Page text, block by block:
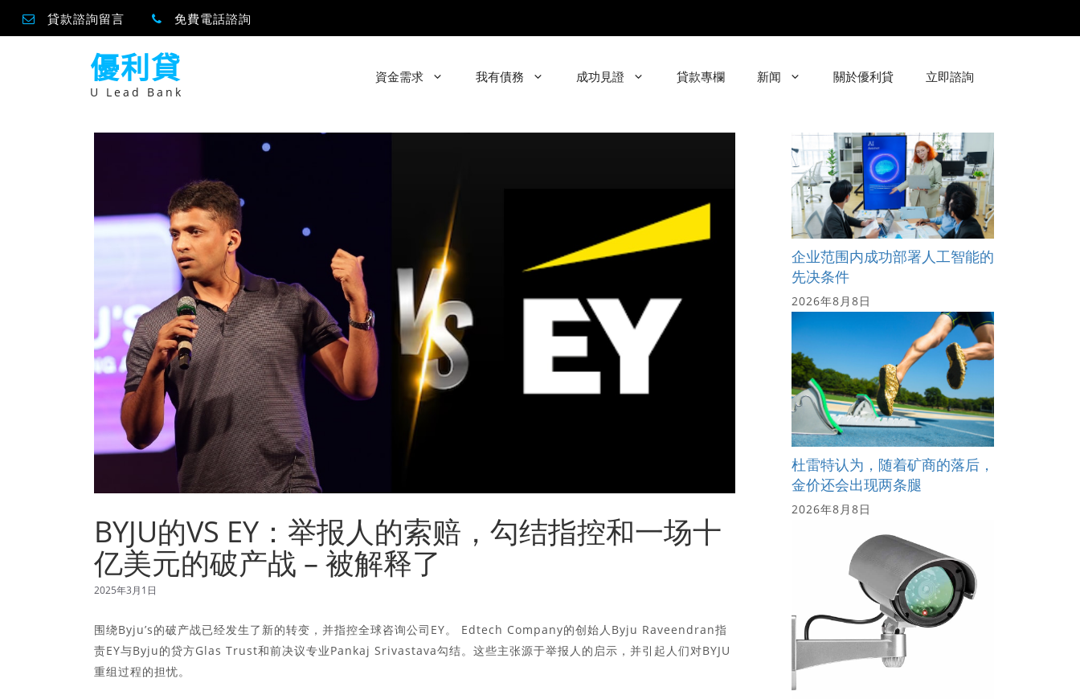
貸款諮詢留言 免費電話諮詢
優利貸
U Lead Bank
資金需求 我有債務 成功見證 貸款專欄 新闻 關於優利貸 立即諮詢
BYJU的VS EY：举报人的索赔，勾结指控和一场十
亿美元的破产战 – 被解释了
2025年3月1日
围绕Byju’s的破产战已经发生了新的转变，并指控全球咨询公司EY。 Edtech Company的创始人Byju Raveendran指
责EY与Byju的贷方Glas Trust和前决议专业Pankaj Srivastava勾结。这些主张源于举报人的启示，并引起人们对BYJU
重组过程的担忧。
企业范围内成功部署人工智能的
先决条件
2026年8月8日
杜雷特认为，随着矿商的落后，
金价还会出现两条腿
2026年8月8日